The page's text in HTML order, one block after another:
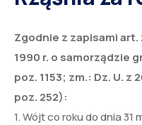
Zgodnie z zapisami art.
1990 r. o samorządzie
poz. 1153; zm.: Dz. U. z
poz. 252):
1. Wójt co roku do dnia